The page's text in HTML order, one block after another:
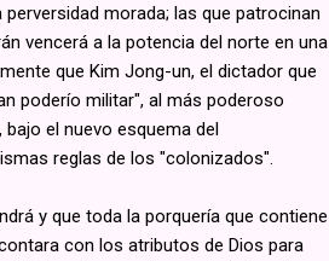
morada; las que patrocinan
vencerá a la potencia del norte en una
que Kim Jong-un, el dictador que
poderío militar", al más poderoso
el nuevo esquema del
reglas de los "colonizados".
y que toda la porquería que contiene
con los atributos de Dios para